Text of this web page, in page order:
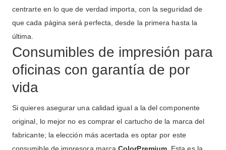
centrarte en lo que de verdad importa, con la seguridad de
que cada página será perfecta, desde la primera hasta la
última.
Consumibles de impresión para
oficinas con garantía de por
vida
Si quieres asegurar una calidad igual a la del componente
original, lo mejor no es comprar el cartucho de la marca del
fabricante; la elección más acertada es optar por este
consumible de impresora marcaColorPremium. Esta es la